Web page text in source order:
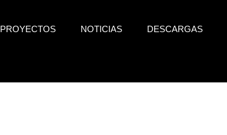
PROYECTOS NOTICIAS DESCARGAS